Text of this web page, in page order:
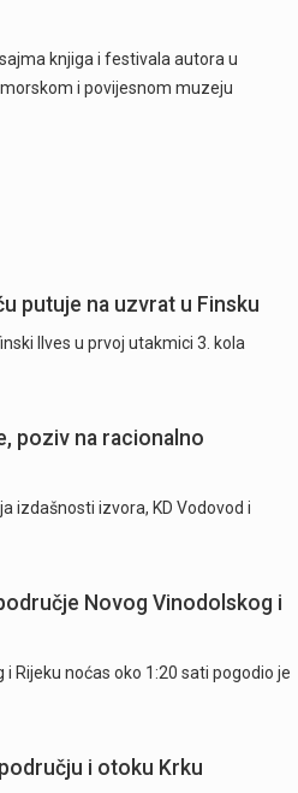
knjiga i festivala autora u
i povijesnom muzeju
putuje na uzvrat u Finsku
Ilves u prvoj utakmici 3. kola
poziv na racionalno
izdašnosti izvora, KD Vodovod i
Novog Vinodolskog i
Rijeku noćas oko 1:20 sati pogodio je
i otoku Krku